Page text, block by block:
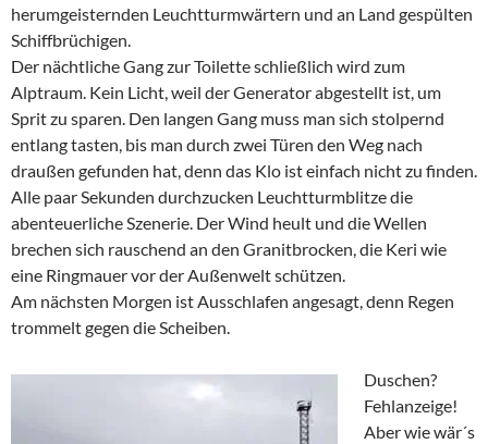
herumgeisternden Leuchtturmwärtern und an Land gespülten
Schiffbrüchigen.
Der nächtliche Gang zur Toilette schließlich wird zum
Alptraum. Kein Licht, weil der Generator abgestellt ist, um
Sprit zu sparen. Den langen Gang muss man sich stolpernd
entlang tasten, bis man durch zwei Türen den Weg nach
draußen gefunden hat, denn das Klo ist einfach nicht zu finden.
Alle paar Sekunden durchzucken Leuchtturmblitze die
abenteuerliche Szenerie. Der Wind heult und die Wellen
brechen sich rauschend an den Granitbrocken, die Keri wie
eine Ringmauer vor der Außenwelt schützen.
Am nächsten Morgen ist Ausschlafen angesagt, denn Regen
trommelt gegen die Scheiben.
Duschen?
Fehlanzeige!
Aber wie wär´s